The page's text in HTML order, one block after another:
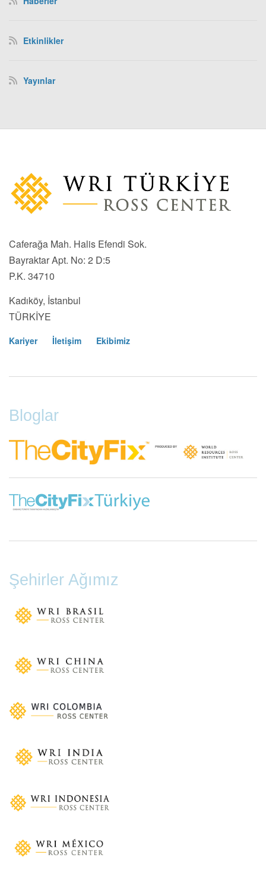
Etkinlikler
Yayınlar
Bloglar
Şehirler Ağımız
Caferağa Mah. Halis Efendi Sok.
Bayraktar Apt. No: 2 D:5
P.K. 34710
Kadıköy, İstanbul
TÜRKİYE
Kariyer İletişim Ekibimiz